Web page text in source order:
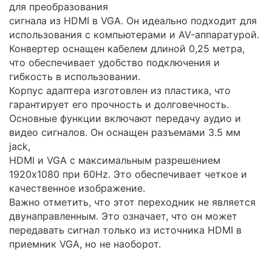
для преобразования
сигнала из HDMI в VGA. Он идеально подходит для
использования с компьютерами и AV-аппаратурой.
Конвертер оснащен кабелем длиной 0,25 метра,
что обеспечивает удобство подключения и
гибкость в использовании.
Корпус адаптера изготовлен из пластика, что
гарантирует его прочность и долговечность.
Основные функции включают передачу аудио и
видео сигналов. Он оснащен разъемами 3.5 мм
jack,
HDMI и VGA с максимальным разрешением
1920x1080 при 60Hz. Это обеспечивает четкое и
качественное изображение.
Важно отметить, что этот переходник не является
двунаправленным. Это означает, что он может
передавать сигнал только из источника HDMI в
приемник VGA, но не наоборот.